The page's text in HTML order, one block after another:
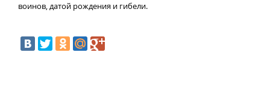
воинов, датой рождения и гибели.